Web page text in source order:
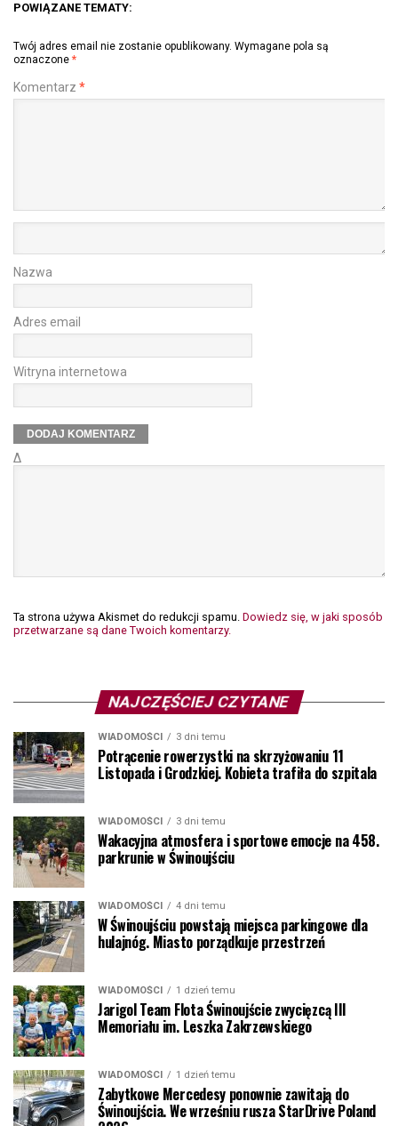
POWIĄZANE TEMATY:
Twój adres email nie zostanie opublikowany. Wymagane pola są
oznaczone *
Komentarz *
Nazwa
Adres email
Witryna internetowa
Δ
Ta strona używa Akismet do redukcji spamu. Dowiedz się, w jaki sposób
przetwarzane są dane Twoich komentarzy.
NAJCZĘŚCIEJ CZYTANE
WIADOMOŚCI 3 dni temu
Potrącenie rowerzystki na skrzyżowaniu 11
Listopada i Grodzkiej. Kobieta trafiła do szpitala
WIADOMOŚCI 3 dni temu
Wakacyjna atmosfera i sportowe emocje na 458.
parkrunie w Świnoujściu
WIADOMOŚCI 4 dni temu
W Świnoujściu powstają miejsca parkingowe dla
hulajnóg. Miasto porządkuje przestrzeń
WIADOMOŚCI 1 dzień temu
Jarigol Team Flota Świnoujście zwycięzcą III
Memoriału im. Leszka Zakrzewskiego
WIADOMOŚCI 1 dzień temu
Zabytkowe Mercedesy ponownie zawitają do
Świnoujścia. We wrześniu rusza StarDrive Poland